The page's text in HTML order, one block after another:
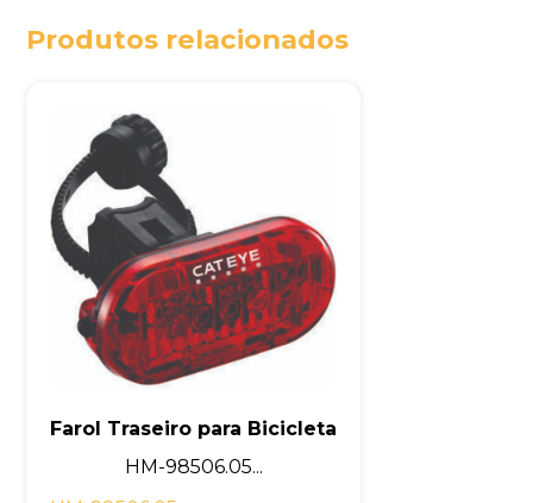
Produtos relacionados
Farol Traseiro para Bicicleta
HM-98506.05...